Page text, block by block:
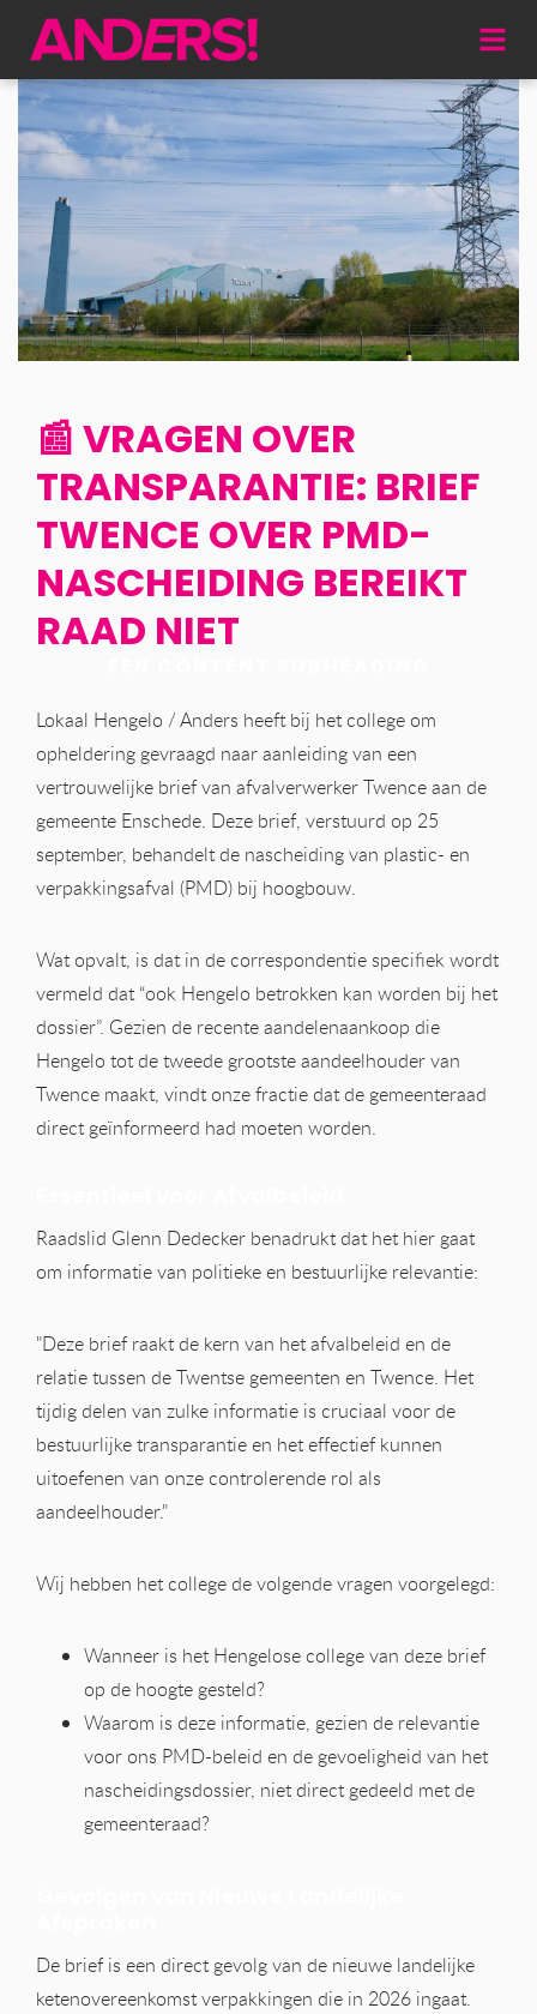
📰 VRAGEN OVER
TRANSPARANTIE: BRIEF
TWENCE OVER PMD-
NASCHEIDING BEREIKT
RAAD NIET
Lokaal Hengelo / Anders heeft bij het college om
opheldering gevraagd naar aanleiding van een
vertrouwelijke brief van afvalverwerker Twence aan de
gemeente Enschede. Deze brief, verstuurd op 25
september, behandelt de nascheiding van plastic- en
verpakkingsafval (PMD) bij hoogbouw.
Wat opvalt, is dat in de correspondentie specifiek wordt
vermeld dat “ook Hengelo betrokken kan worden bij het
dossier”. Gezien de recente aandelenaankoop die
Hengelo tot de tweede grootste aandeelhouder van
Twence maakt, vindt onze fractie dat de gemeenteraad
direct geïnformeerd had moeten worden.
Raadslid Glenn Dedecker benadrukt dat het hier gaat
om informatie van politieke en bestuurlijke relevantie:
"Deze brief raakt de kern van het afvalbeleid en de
relatie tussen de Twentse gemeenten en Twence. Het
tijdig delen van zulke informatie is cruciaal voor de
bestuurlijke transparantie en het effectief kunnen
uitoefenen van onze controlerende rol als
aandeelhouder."
Wij hebben het college de volgende vragen voorgelegd:
Wanneer is het Hengelose college van deze brief
op de hoogte gesteld?
Waarom is deze informatie, gezien de relevantie
voor ons PMD-beleid en de gevoeligheid van het
nascheidingsdossier, niet direct gedeeld met de
gemeenteraad?
De brief is een direct gevolg van de nieuwe landelijke
ketenovereenkomst verpakkingen die in 2026 ingaat.